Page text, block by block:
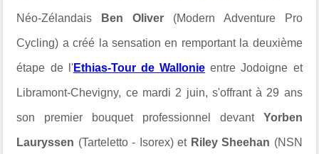
Néo-Zélandais Ben Oliver (Modern Adventure Pro
Cycling) a créé la sensation en remportant la deuxième
étape de l'Ethias-Tour de Wallonie entre Jodoigne et
Libramont-Chevigny, ce mardi 2 juin, s'offrant à 29 ans
son premier bouquet professionnel devant Yorben
Lauryssen (Tarteletto - Isorex) et Riley Sheehan (NSN